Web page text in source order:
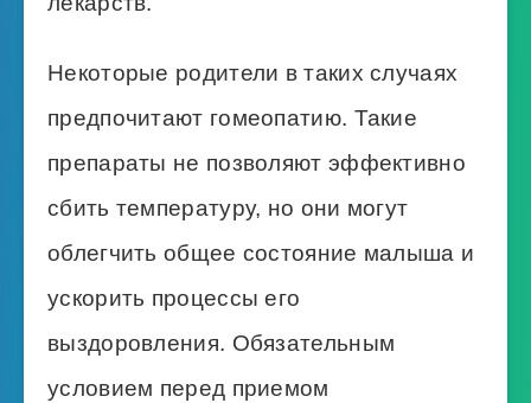
Некоторые родители в таких случаях
предпочитают гомеопатию. Такие
препараты не позволяют эффективно
сбить температуру, но они могут
облегчить общее состояние малыша и
ускорить процессы его
выздоровления. Обязательным
условием перед приемом